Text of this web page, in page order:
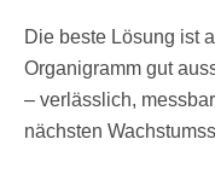
Die beste Lösung ist
Organigramm gut
– verlässlich,
nächsten